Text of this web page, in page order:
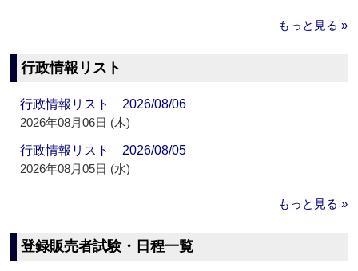
もっと見る »
行政情報リスト
行政情報リスト 2026/08/06
2026年08月06日 (木)
行政情報リスト 2026/08/05
2026年08月05日 (水)
もっと見る »
登録販売者試験・日程一覧